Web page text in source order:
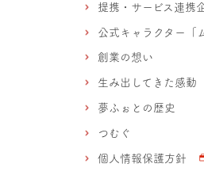
提携・サービス連携
公式キャラクター「
創業の想い
生み出してきた感動
夢ふぉとの歴史
つむぐ
個人情報保護方針